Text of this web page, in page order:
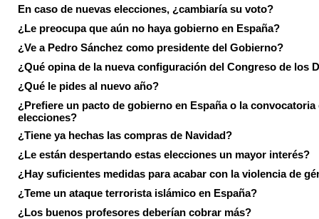
En caso de nuevas elecciones, ¿cambiaría su voto?
¿Le preocupa que aún no haya gobierno en España?
¿Ve a Pedro Sánchez como presidente del Gobierno?
¿Qué opina de la nueva configuración del Congreso de los
¿Qué le pides al nuevo año?
¿Prefiere un pacto de gobierno en España o la convocatoria
elecciones?
¿Tiene ya hechas las compras de Navidad?
¿Le están despertando estas elecciones un mayor interés?
¿Hay suficientes medidas para acabar con la violencia de
¿Teme un ataque terrorista islámico en España?
¿Los buenos profesores deberían cobrar más?